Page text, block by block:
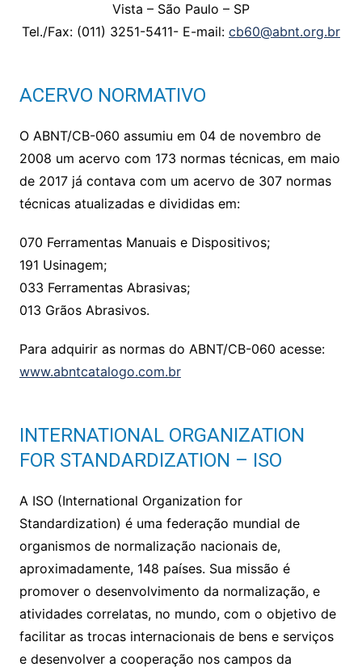
Vista – São Paulo – SP
Tel./Fax: (011) 3251-5411- E-mail: cb60@abnt.org.br
ACERVO NORMATIVO
O ABNT/CB-060 assumiu em 04 de novembro de
2008 um acervo com 173 normas técnicas, em maio
de 2017 já contava com um acervo de 307 normas
técnicas atualizadas e divididas em:
070 Ferramentas Manuais e Dispositivos;
191 Usinagem;
033 Ferramentas Abrasivas;
013 Grãos Abrasivos.
Para adquirir as normas do ABNT/CB-060 acesse:
www.abntcatalogo.com.br
INTERNATIONAL ORGANIZATION
FOR STANDARDIZATION – ISO
A ISO (International Organization for
Standardization) é uma federação mundial de
organismos de normalização nacionais de,
aproximadamente, 148 países. Sua missão é
promover o desenvolvimento da normalização, e
atividades correlatas, no mundo, com o objetivo de
facilitar as trocas internacionais de bens e serviços
e desenvolver a cooperação nos campos da